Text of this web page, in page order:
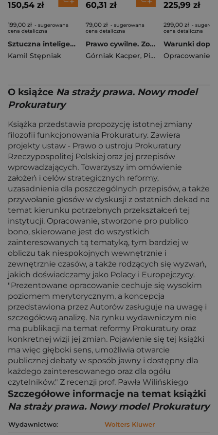
150,54 zł
199,00 zł - sugerowana
cena detaliczna
Sztuczna inteligencja a etyka prawnicza
Kamil Stępniak
60,31 zł
79,00 zł - sugerowana
cena detaliczna
Prawo cywilne. Zobowiązania. Kazusy z rozwiązaniami
Górniak Kacper, Pisuliński Jerzy ,
225,99 zł
299,00 zł -
cena detaliczna
O książce Na straży prawa. Nowy model
Prokuratury
Książka przedstawia propozycję istotnej zmiany
filozofii funkcjonowania Prokuratury. Zawiera
projekty ustaw - Prawo o ustroju Prokuratury
Rzeczypospolitej Polskiej oraz jej przepisów
wprowadzających. Towarzyszy im omówienie
założeń i celów strategicznych reformy,
uzasadnienia dla poszczególnych przepisów, a także
przywołanie głosów w dyskusji z ostatnich dekad na
temat kierunku potrzebnych przekształceń tej
instytucji. Opracowanie, stworzone pro publico
bono, skierowane jest do wszystkich
zainteresowanych tą tematyką, tym bardziej w
obliczu tak niespokojnych wewnętrznie i
zewnętrznie czasów, a także rodzących się wyzwań,
jakich doświadczamy jako Polacy i Europejczycy.
"Prezentowane opracowanie cechuje się wysokim
poziomem merytorycznym, a koncepcja
przedstawiona przez Autorów zasługuje na uwagę i
szczegółową analizę. Na rynku wydawniczym nie
ma publikacji na temat reformy Prokuratury oraz
konkretnej wizji jej zmian. Pojawienie się tej książki
ma więc głęboki sens, umożliwia otwarcie
publicznej debaty w sposób jawny i dostępny dla
każdego zainteresowanego oraz dla ogółu
czytelników." Z recenzji prof. Pawła Wilińskiego
Szczegółowe informacje na temat książki
Na straży prawa. Nowy model Prokuratury
Wydawnictwo: Wolters Kluwer